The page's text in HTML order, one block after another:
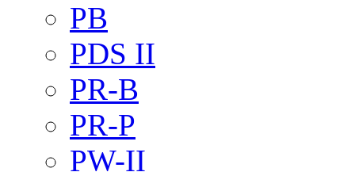
PB
PDS II
PR-B
PR-P
PW-II